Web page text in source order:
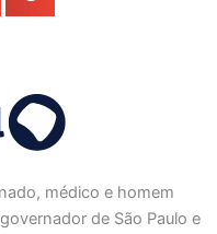
médico e homem
de São Paulo e